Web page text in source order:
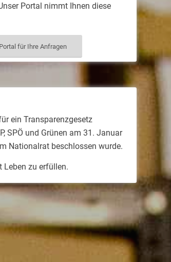
Portal nimmt Ihnen diese
für Ihre Anfragen
ein Transparenzgesetz
SPÖ und Grünen am 31. Januar
Nationalrat beschlossen wurde.
Leben zu erfüllen.